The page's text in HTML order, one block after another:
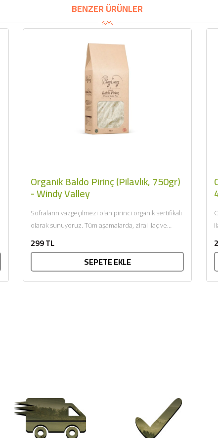
BENZER ÜRÜNLER
Organik Baldo Pirinç (Pilavlık, 750gr)
- Windy Valley
Sofraların vazgeçilmezi olan pirinci organik sertifikalı
olarak sunuyoruz. Tüm aşamalarda, zirai ilaç ve
299 TL
SEPETE EKLE
SEPETE EKLE